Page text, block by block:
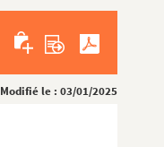
Modifié le : 03/01/2025